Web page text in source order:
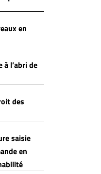
en
à l’abri de
des
saisie
en